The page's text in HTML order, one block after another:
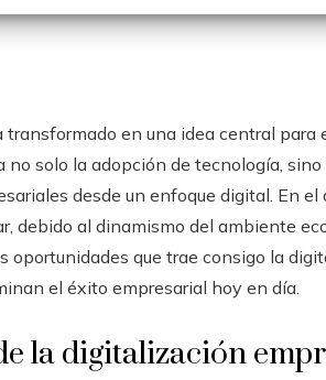
en una idea central para
no solo la adopción de tecnología,
desde un enfoque digital. En
debido al dinamismo del ambiente
oportunidades que trae consigo la
el éxito empresarial hoy en día.
la digitalización